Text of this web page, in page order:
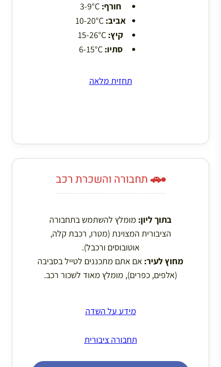
חורף:
אביב:
קיץ:
סתיו: 6-15°C
תחזית מלאה
🚗 תחבורה והשכרת רכב
בתוך ליון: מומלץ להשתמש בתחבורה
הציבורית המצוינת (מטרו, רכבת קלה,
אוטובוסים ורכבל).
מחוץ לעיר: אם אתם מתכננים לטייל בסביבה
(אלפים, כפרים), מומלץ מאוד לשכור רכב.
מידע על השדה
תחבורה ציבורית